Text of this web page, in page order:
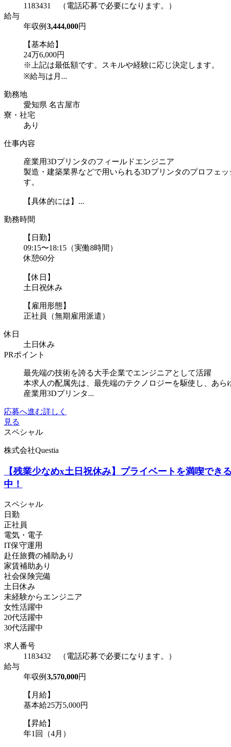
1183431 （電話応募で必要になります。）
給与
年収例 3,444,000円
【基本給】
24万6,000円
※上記は最低額です。スキルや経験に応じ決定します。
※給与は月...
勤務地
愛知県 名古屋市
寮・社宅
あり
仕事内容
産業用3Dプリンタのフィールドエンジニア
製造・建築業界などで用いられる3Dプリンタのプロフェ
す。
【具体的には】...
勤務時間
【日勤】
09:15〜18:15（実働8時間）
休憩60分
【休日】
土日祝休み
【雇用形態】
正社員（無期雇用派遣）
休日
土日休み
PRポイント
最先端の技術を誇る大手企業でエンジニアとして活躍
本求人の配属先は、最先端のテクノロジーを駆使し、あ
産業用3Dプリンタ...
応募へ進む詳しく
見る
スペシャル
株式会社Questia
【残業少なめx土日祝休み】プライベートを満喫で
中！
スペシャル
日勤
正社員
電気・電子
IT保守運用
赴任旅費の補助あり
家賃補助あり
社会保険完備
土日休み
未経験からエンジニア
女性活躍中
20代活躍中
30代活躍中
求人番号
1183432 （電話応募で必要になります。）
給与
年収例 3,570,000円
【月給】
基本給25万5,000円
【昇給】
年1回（4月）